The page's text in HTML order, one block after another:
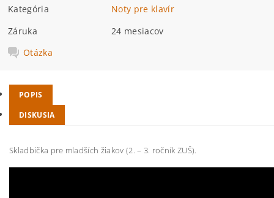
Kategória
Noty pre klavír
Záruka
24 mesiacov
Otázka
POPIS
DISKUSIA
Skladbička pre mladších žiakov (2. – 3. ročník ZUŠ).